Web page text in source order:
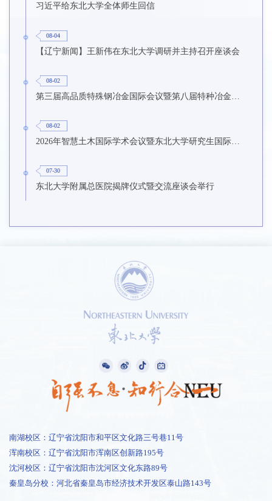
习近平给东北大学全体师生回信
08-04
【辽宁新闻】王新伟在东北大学调研并主持召开座谈会
08-02
08-02
2026年智慧土木国际学术会议暨东北大学研究生国际暑期学校第九期在东北大学召开
07-30
东北大学附属总医院揭牌仪式暨交流座谈会举行
南湖校区：辽宁省沈阳市和平区文化路三号巷11号
浑南校区：辽宁省沈阳市浑南区创新路195号
沈河校区：辽宁省沈阳市沈河区文化东路89号
秦皇岛分校：河北省秦皇岛市经济技术开发区泰山路143号